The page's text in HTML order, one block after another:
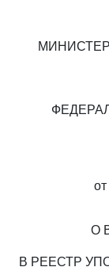
О
В РЕЕСТР